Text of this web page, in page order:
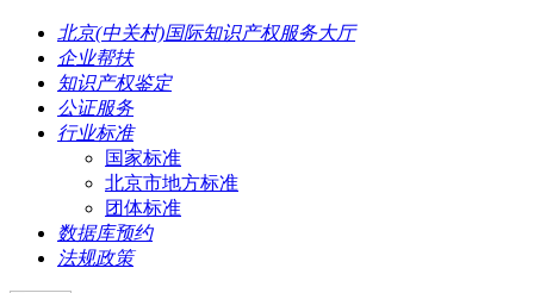
北京(中关村)国际知识产权服务大厅
企业帮扶
知识产权鉴定
公证服务
行业标准
国家标准
北京市地方标准
团体标准
数据库预约
法规政策